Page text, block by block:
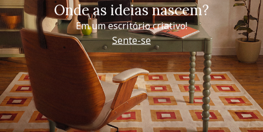
Onde as ideias nascem?
Em um escritório criativo!
Sente-se